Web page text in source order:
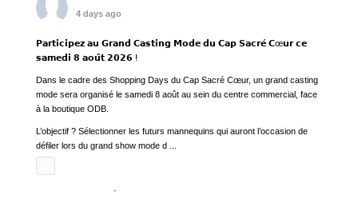
4 days ago
𝗣𝗮𝗿𝘁𝗶𝗰𝗶𝗽𝗲𝘇 𝗮𝘂 𝗚𝗿𝗮𝗻𝗱 𝗖𝗮𝘀𝘁𝗶𝗻𝗴 𝗠𝗼𝗱𝗲 𝗱𝘂 𝗖𝗮𝗽 𝗦𝗮𝗰𝗿𝗲́ 𝗖œ𝘂𝗿 𝗰𝗲
𝘀𝗮𝗺𝗲𝗱𝗶 𝟴 𝗮𝗼𝘂̂𝘁 𝟮𝟬𝟮𝟲 ⵑ
Dans le cadre des Shopping Days du Cap Sacré Cœur, un grand casting
mode sera organisé le samedi 8 août au sein du centre commercial, face
à la boutique ODB.
L’objectif ? Sélectionner les futurs mannequins qui auront l’occasion de
défiler lors du grand show mode d ...
·